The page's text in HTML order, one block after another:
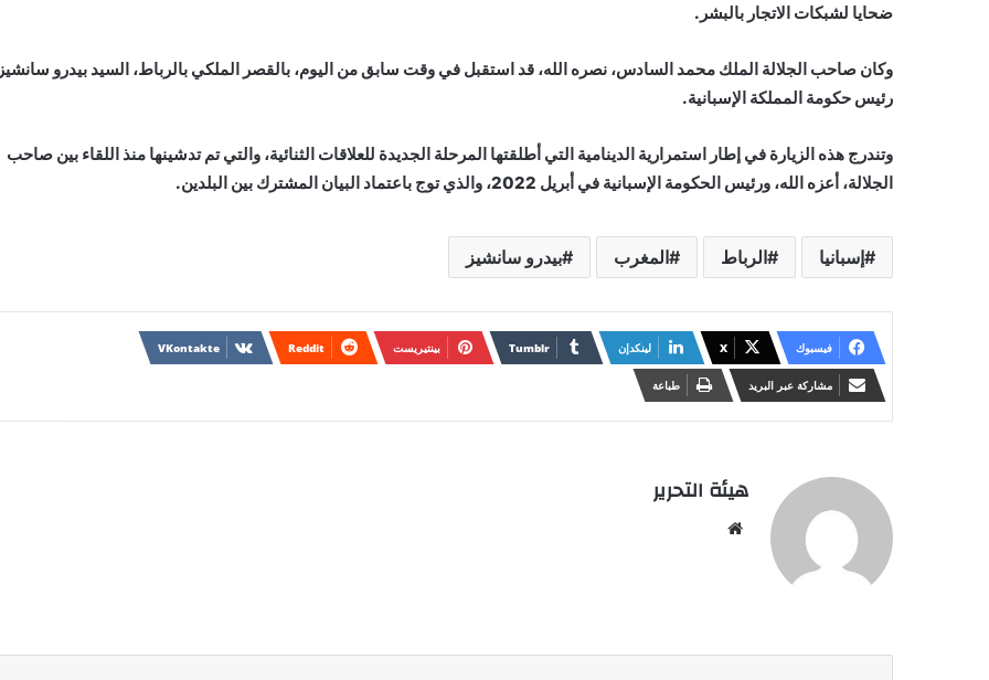
ضحايا لشبكات الاتجار بالبشر.
وكان صاحب الجلالة الملك محمد السادس، نصره الله، قد استقبل في وقت سابق من اليوم، بالقصر الملكي بالرباط، السيد بيدرو سانشيز
رئيس حكومة المملكة الإسبانية.
وتندرج هذه الزيارة في إطار استمرارية الدينامية التي أطلقتها المرحلة الجديدة للعلاقات الثنائية، والتي تم تدشينها منذ اللقاء بين صاحب
الجلالة، أعزه الله، ورئيس الحكومة الإسبانية في أبريل 2022، والذي توج باعتماد البيان المشترك بين البلدين.
إسبانيا الرباط المغرب بيدرو سانشيز
فيسبوك X لينكدإن بينتيريست
مشاركة عبر البريد طباعة
هيئة التحرير